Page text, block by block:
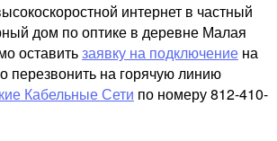
интернет в частный
дом по оптике в деревне Малая
оставитьзаявку на подключение на
перезвонить на горячую линию
Кабельные Сети по номеру 812-410-